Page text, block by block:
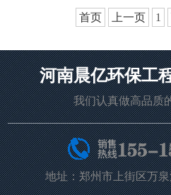
首页 上一页 1
河南晨亿环保工
我们认真做高品质
地址：郑州市上街区万